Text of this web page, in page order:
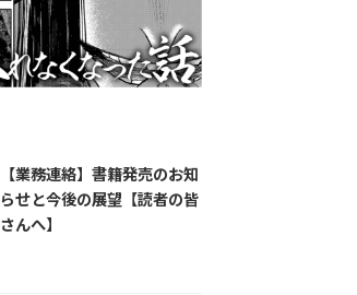
【業務連絡】書籍発売のお知
らせと今後の展望【読者の皆
さんへ】